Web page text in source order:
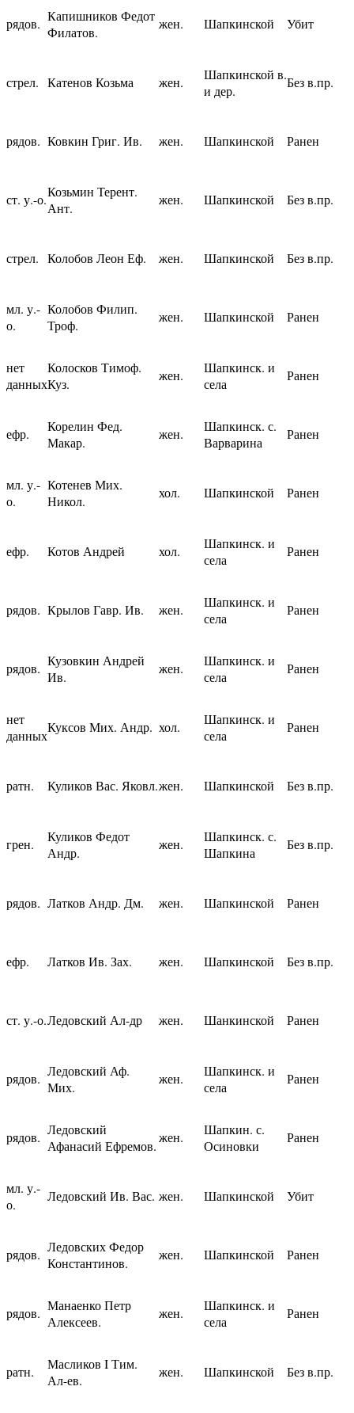
рядов. Капишников Федот
Филатов.
жен. Шапкинской Убит
стрел. Катенов Козьма жен.
Шапкинской в.
и дер.
Без в.пр.
рядов. Ковкин Григ. Ив. жен. Шапкинской Ранен
ст. у.-о.Козьмин Терент.
Ант.
жен. Шапкинской Без в.пр.
стрел. Колобов Леон Еф. жен. Шапкинской Без в.пр.
мл. у.-
о.
Колобов Филип.
Троф.
жен. Шапкинской Ранен
нет
данных
Колосков Тимоф.
Куз.
жен.
Шапкинск. и
села
Ранен
ефр.
Корелин Фед.
Макар.
жен.
Шапкинск. с.
Варварина
Ранен
мл. у.-
о.
Котенев Мих.
Никол.
хол. Шапкинской Ранен
ефр. Котов Андрей хол.
Шапкинск. и
села
Ранен
рядов. Крылов Гавр. Ив. жен.
Шапкинск. и
села
Ранен
рядов. Кузовкин Андрей
Ив.
жен.
Шапкинск. и
села
Ранен
нет
данных
Куксов Мих. Андр. хол.
Шапкинск. и
села
Ранен
ратн. Куликов Вас. Яковл.жен. Шапкинской Без в.пр.
грен.
Куликов Федот
Андр.
жен.
Шапкинск. с.
Шапкина
Без в.пр.
рядов. Латков Андр. Дм. жен. Шапкинской Ранен
ефр. Латков Ив. Зах. жен. Шапкинской Без в.пр.
ст. у.-о.Ледовский Ал-др жен. Шанкинской Ранен
рядов. Ледовский Аф.
Мих.
жен.
Шапкинск. и
села
Ранен
рядов. Ледовский
Афанасий Ефремов.
жен.
Шапкин. с.
Осиновки
Ранен
мл. у.-
о.
Ледовский Ив. Вас. жен. Шапкинской Убит
рядов. Ледовских Федор
Константинов.
жен. Шапкинской Ранен
рядов. Манаенко Петр
Алексеев.
жен.
Шапкинск. и
села
Ранен
ратн.
Масликов I Тим.
Ал-ев.
жен. Шапкинской Без в.пр.